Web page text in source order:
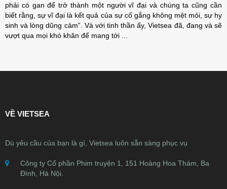
phải có gan để trở thành một người vĩ đại và chúng ta cũng cần
biết rằng, sự vĩ đại là kết quả của sự cố gắng không mệt mỏi, sự hy
sinh và lòng dũng cảm”. Và với tinh thần ấy, Vietsea đã, đang và sẽ
vượt qua mọi khó khăn để mang tới ...
VỀ VIETSEA
Dù yêu cầu của bạn là gì, Vietsea luôn sẵn sàng phục vụ
Công ty Cổ phần Phim truyện 1, 151 Hoàng Hoa Thám, Ba
Đình, Hà Nội.